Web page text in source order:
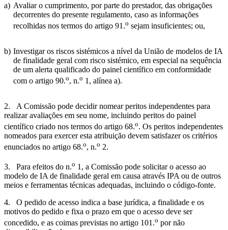
a) Avaliar o cumprimento, por parte do prestador, das obrigações
decorrentes do presente regulamento, caso as informações
recolhidas nos termos do artigo 91.o sejam insuficientes; ou,
b) Investigar os riscos sistémicos a nível da União de modelos de IA
de finalidade geral com risco sistémico, em especial na sequência
de um alerta qualificado do painel científico em conformidade
com o artigo 90.o, n.o 1, alínea a).
2. A Comissão pode decidir nomear peritos independentes para
realizar avaliações em seu nome, incluindo peritos do painel
científico criado nos termos do artigo 68.o. Os peritos independentes
nomeados para exercer esta atribuição devem satisfazer os critérios
enunciados no artigo 68.o, n.o 2.
3. Para efeitos do n.o 1, a Comissão pode solicitar o acesso ao
modelo de IA de finalidade geral em causa através IPA ou de outros
meios e ferramentas técnicas adequadas, incluindo o código-fonte.
4. O pedido de acesso indica a base jurídica, a finalidade e os
motivos do pedido e fixa o prazo em que o acesso deve ser
concedido, e as coimas previstas no artigo 101.o por não